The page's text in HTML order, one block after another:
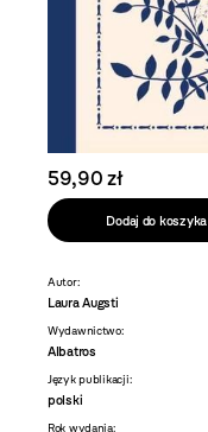
59,90 zł
Dodaj do koszyka
Autor:
Laura Augsti
Wydawnictwo:
Albatros
Język publikacji:
polski
Rok wydania: